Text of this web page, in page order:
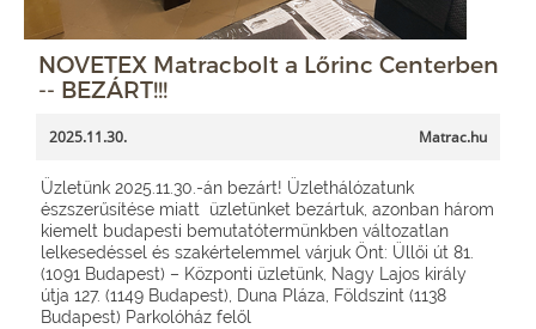
NOVETEX Matracbolt a Lőrinc Centerben
-- BEZÁRT!!!
2025.11.30. Matrac.hu
Üzletünk 2025.11.30.-án bezárt! Üzlethálózatunk
észszerűsítése miatt üzletünket bezártuk, azonban három
kiemelt budapesti bemutatótermünkben változatlan
lelkesedéssel és szakértelemmel várjuk Önt: Üllői út 81.
(1091 Budapest) – Központi üzletünk, Nagy Lajos király
útja 127. (1149 Budapest), Duna Pláza, Földszint (1138
Budapest) Parkolóház felől